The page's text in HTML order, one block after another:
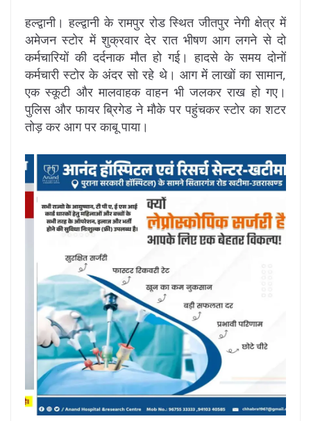
हल्द्वानी। हल्द्वानी के रामपुर रोड स्थित जीतपुर नेगी क्षेत्र में
अमेजन स्टोर में शुक्रवार देर रात भीषण आग लगने से दो
कर्मचारियों की दर्दनाक मौत हो गई। हादसे के समय दोनों
कर्मचारी स्टोर के अंदर सो रहे थे। आग में लाखों का सामान,
एक स्कूटी और मालवाहक वाहन भी जलकर राख हो गए।
पुलिस और फायर ब्रिगेड ने मौके पर पहुंचकर स्टोर का शटर
तोड़ कर आग पर काबू पाया।